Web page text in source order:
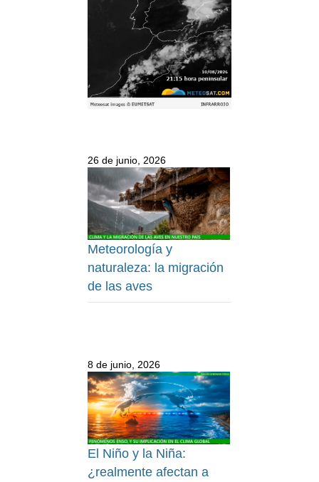
26 de junio, 2026
Meteorología y
naturaleza: la migración
de las aves
8 de junio, 2026
El Niño y la Niña:
¿realmente afectan a